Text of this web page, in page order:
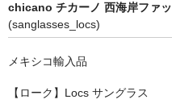
Brown Pride
全商品（ORIGINAL）
chicano チカーノ 西海岸ファ
(sanglasses_locs)
メキシコ輸入品
【ローク】Locs サングラス